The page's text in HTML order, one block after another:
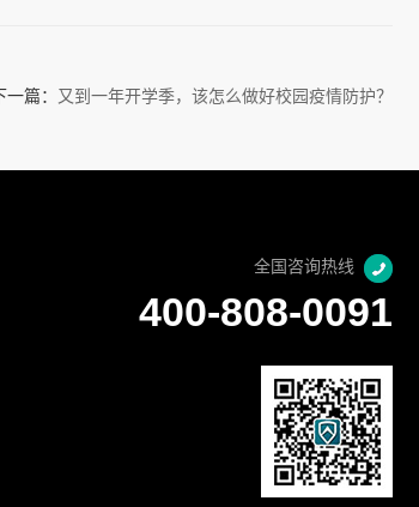
下一篇： 又到一年开学季，该怎么做好校园疫情防护？
全国咨询热线
400-808-0091